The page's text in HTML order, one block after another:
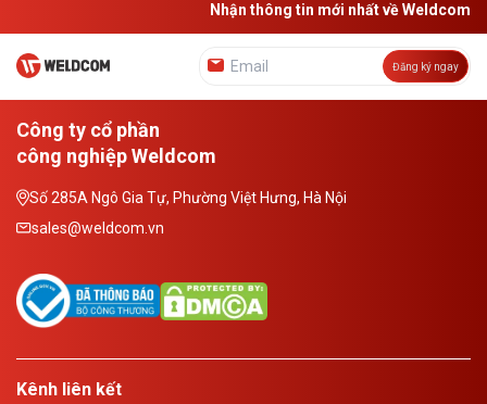
Nhận thông tin mới nhất về Weldcom
Đăng ký ngay
Công ty cổ phần
công nghiệp Weldcom
Số 285A Ngô Gia Tự, Phường Việt Hưng, Hà Nội
sales@weldcom.vn
Kênh liên kết